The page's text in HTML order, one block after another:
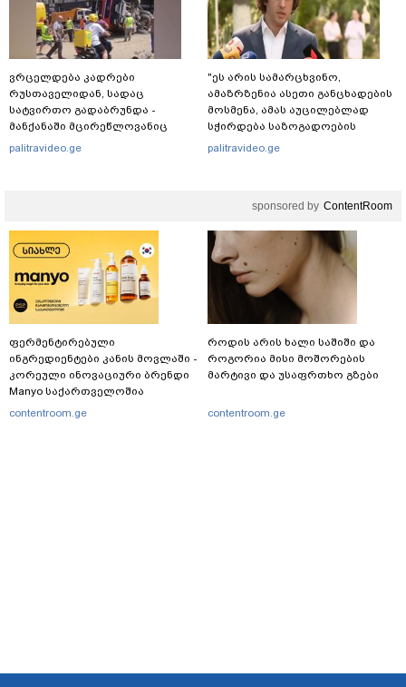
ვრცელდება კადრები
რუსთაველიდან, სადაც
სატვირთო გადაბრუნდა -
მანქანაში მცირეწლოვანიც
იმყოფებოდა
palitravideo.ge
"ეს არის სამარცხვინო,
ამაზრზენია ასეთი განცხადების
მოსმენა, ამას აუცილებლად
სჭირდება საზოგადოების
სათანადო რეაქცია" - ირაკლი
palitravideo.ge
sponsored by ContentRoom
ფერმენტირებული
ინგრედიენტები კანის მოვლაში -
კორეული ინოვაციური ბრენდი
Manyo საქართველოშია
contentroom.ge
როდის არის ხალი საშიში და
როგორია მისი მოშორების
მარტივი და უსაფრთხო გზები
contentroom.ge